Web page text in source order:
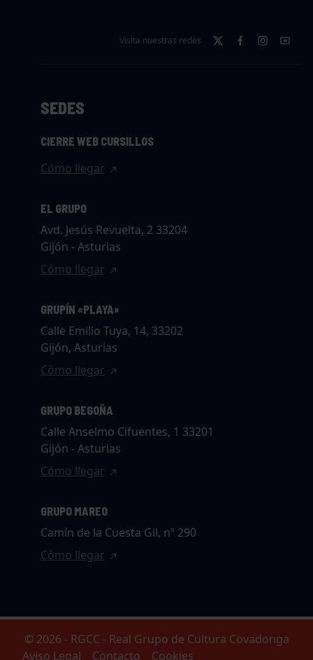
Visita nuestras redes
SEDES
CIERRE WEB CURSILLOS
Cómo llegar
EL GRUPO
Avd. Jesús Revuelta, 2 33204
Gijón - Asturias
Cómo llegar
GRUPÍN «PLAYA»
Calle Emilio Tuya, 14, 33202
Gijón, Asturias
Cómo llegar
GRUPO BEGOÑA
Calle Anselmo Cifuentes, 1 33201
Gijón - Asturias
Cómo llegar
GRUPO MAREO
Camín de la Cuesta Gil, nº 290
Cómo llegar
© 2026 - RGCC - Real Grupo de Cultura Covadonga
Aviso Legal
Contacto Cookies